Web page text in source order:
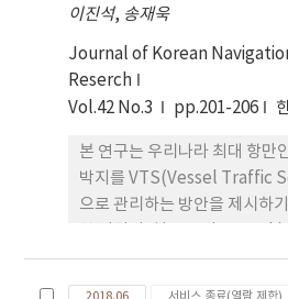
효수를 높여 신뢰도를 향상시
박과 승객대 피 의사결정의 주
초자료로 활용 될 것이다.
이진석, 송재욱
Journal of Korean
Reserch
Vol.42 No.3
pp.201-206
본 연구는 우리나라 최대 항만
박지를 VTS(Vessel Traffic
으로 관리하는 방안을 제시하
있다. 이를 위해 영역감시 산출
정박지 이용 현황 중 정박선이